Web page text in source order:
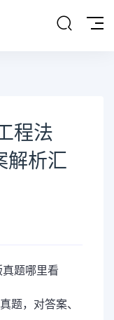
程法
析汇
题哪里看
题，对答案、